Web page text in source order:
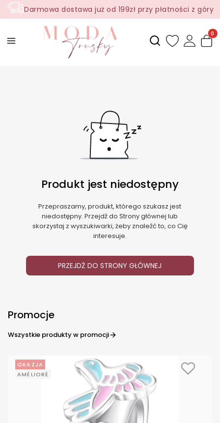
Darmowa dostawa już od 199zł przy płatności z góry
Otwórz
Produkt jest niedostępny
Przepraszamy, produkt, którego szukasz jest
niedostępny. Przejdź do Strony głównej lub
skorzystaj z wyszukiwarki, żeby znaleźć to, co Cię
interesuje.
PRZEJDŹ DO STRONY GŁÓWNEJ
Promocje
Wszystkie produkty w promocji
OKAZJA
AMÉLIORÉ